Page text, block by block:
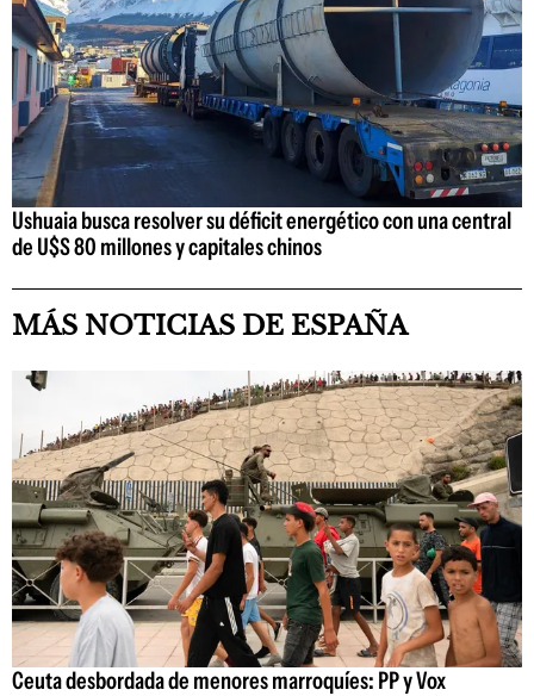
Ushuaia busca resolver su déficit energético con una central
de U$S 80 millones y capitales chinos
MÁS NOTICIAS DE ESPAÑA
Ceuta desbordada de menores marroquíes: PP y Vox